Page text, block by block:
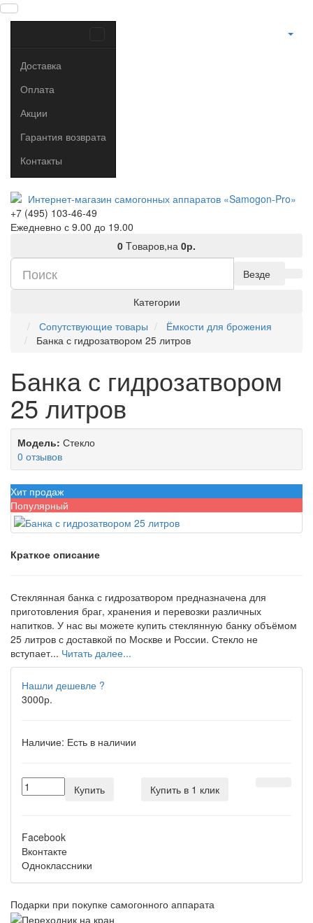
Доставка
Оплата
Акции
Гарантия возврата
Контакты
+7 (495) 103-46-49
Ежедневно с 9.00 до 19.00
0 Tоваров,на 0р.
Везде
Категории
Сопутствующие товары
Ёмкости для брожения
Банка с гидрозатвором 25 литров
Банка с гидрозатвором
25 литров
Модель: Стекло
0 отзывов
Хит продаж
Популярный
Краткое описание
Стеклянная банка с гидрозатвором предназначена для
приготовления браг, хранения и перевозки различных
напитков. У нас вы можете купить стеклянную банку объёмом
25 литров с доставкой по Москве и России. Стекло не
вступает... Читать далее...
Нашли дешевле ?
3000р.
Наличие: Есть в наличии
Купить Купить в 1 клик
Facebook
Вконтакте
Одноклассники
Подарки при покупке самогонного аппарата